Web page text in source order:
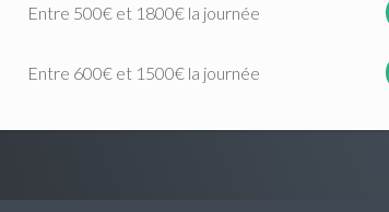
Entre 500€ et 1800€ la journée
Entre 600€ et 1500€ la journée